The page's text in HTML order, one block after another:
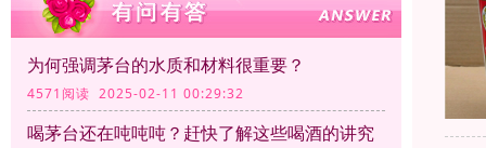
为何强调茅台的水质和材料很重要？
4571阅读 2025-02-11 00:29:32
喝茅台还在吨吨吨？赶快了解这些喝酒的讲究